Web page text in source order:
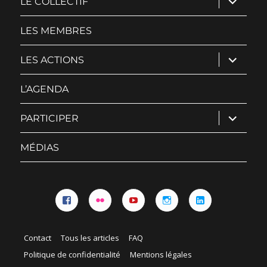
le
sous-
LES MEMBRES
LES ACTIONS ouvrir
le
sous-
L’AGENDA
PARTICIPER ouvrir
le
sous-
MÉDIAS
Contact Tous les articles
FAQ
Politique de confidentialité
Mentions légales